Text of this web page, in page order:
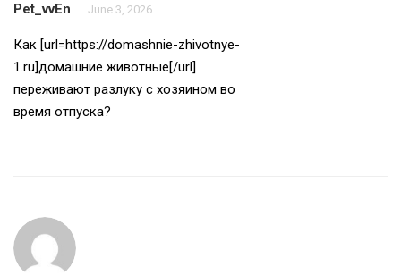
Pet_vvEn June 3, 2026
Как [url=https://domashnie-zhivotnye-
1.ru]домашние животные[/url]
переживают разлуку с хозяином во
время отпуска?